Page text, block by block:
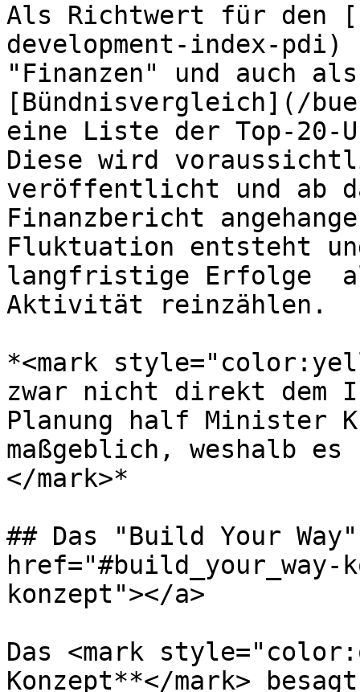
Als Richtwert für den
development-index-
"Finanzen" und auch
[Bündnisvergleich](/
eine Liste der Top-20-
Diese wird
veröffentlicht und ab
Finanzbericht
Fluktuation entsteht
langfristige Erfolge
Aktivität reinzählen.
*<mark
zwar nicht direkt dem
Planung half Minister
maßgeblich, weshalb
</mark>*
## Das "Build Your
konzept"></a>
Das <mark
Konzept**</mark>